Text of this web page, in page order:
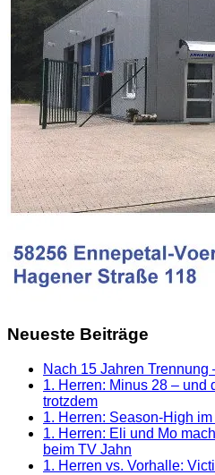
Neueste Beiträge
Nach 15 Jahren
1. Herren: Minus 28 – und
trotzdem
1. Herren: Season-High
1. Herren: Eli und Mo
beim TV Jahn
1. Herren vs. Vorhalle: